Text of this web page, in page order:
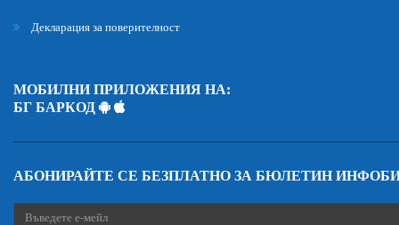
Декларация за поверителност
МОБИЛНИ ПРИЛОЖЕНИЯ НА:
БГ БАРКОД
АБОНИРАЙТЕ СЕ БЕЗПЛАТНО ЗА БЮЛЕТИН